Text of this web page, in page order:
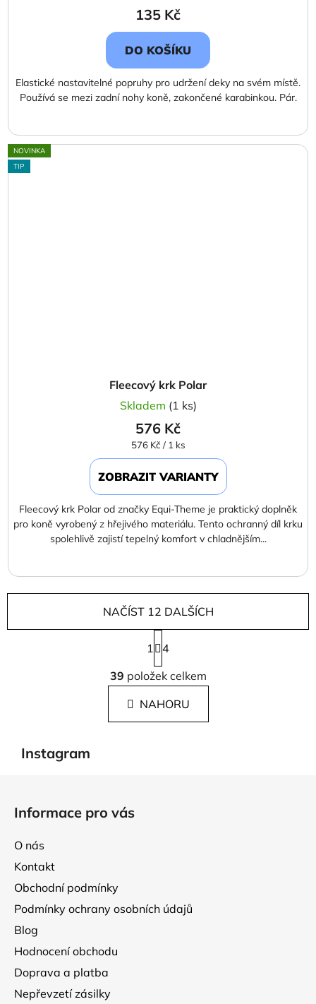
135 Kč
DO KOŠÍKU
Elastické nastavitelné popruhy pro udržení deky na svém místě.
Používá se mezi zadní nohy koně, zakončené karabinkou. Pár.
NOVINKA
TIP
Fleecový krk Polar
Skladem (1 ks)
576 Kč
Měrná
cena:
576 Kč / 1 ks
ZOBRAZIT VARIANTY
Fleecový krk Polar od značky Equi-Theme je praktický doplněk
pro koně vyrobený z hřejivého materiálu. Tento ochranný díl krku
spolehlivě zajistí tepelný komfort v chladnějším...
O
v
l
á
d
i
NAČÍST 12 DALŠÍCH
S
t
r
á
n
k
1
4
39 položek celkem
NAHORU
Instagram
Informace pro vás
O nás
Kontakt
Obchodní podmínky
Podmínky ochrany osobních údajů
Blog
Hodnocení obchodu
Doprava a platba
Nepřevzetí zásilky